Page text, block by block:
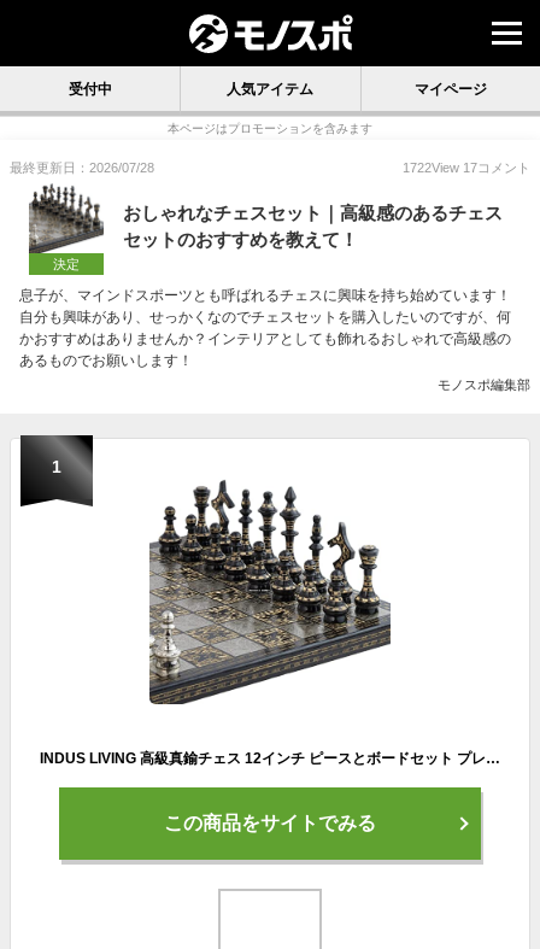
受付中 人気アイテム マイページ
本ページはプロモーションを含みます
最終更新日：2026/07/28 1722View 17コメント
決定
おしゃれなチェスセット｜高級感のあるチェス
セットのおすすめを教えて！
息子が、マインドスポーツとも呼ばれるチェスに興味を持ち始めています！
自分も興味があり、せっかくなのでチェスセットを購入したいのですが、何
かおすすめはありませんか？インテリアとしても飾れるおしゃれで高級感の
あるものでお願いします！
モノスポ編集部
1
INDUS LIVING 高級真鍮チェス 12インチ ピースとボードセット プレミアムブラックとシルバー仕上げ ヘビーチェスセット 彼への誕生日プレゼントに ユニークなアートチェスセット
この商品をサイトでみる